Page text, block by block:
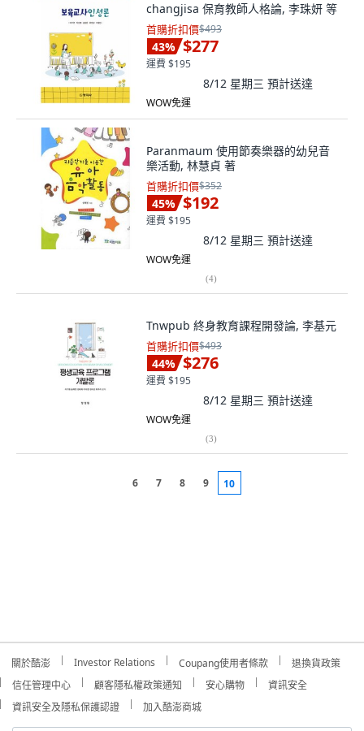
changjisa 保育教師人格論, 李珠妍 等
首購折扣價$493
43% $277
運費 $195
8/12 星期三 預計送達
WOW免運
Paranmaum 使用節奏樂器的幼兒音
樂活動, 林慧貞 著
首購折扣價$352
45% $192
運費 $195
8/12 星期三 預計送達
WOW免運
(4)
Tnwpub 終身教育課程開發論, 李基元
首購折扣價$493
44% $276
運費 $195
8/12 星期三 預計送達
WOW免運
(3)
6 7 8 9 10
關於酷澎 Investor Relations Coupang使用者條款
退換貨政策
信任管理中心
顧客隱私權政策通知 安心購物
資訊安全
資訊安全及隱私保護認證
加入酷澎商城